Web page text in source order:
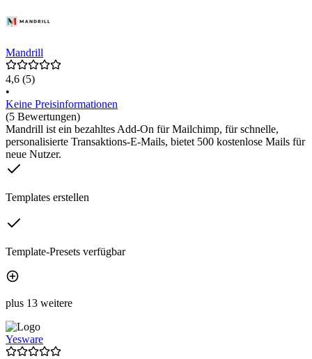
Mandrill
4,6 (5)
•
Keine Preisinformationen
(5 Bewertungen)
Mandrill ist ein bezahltes Add-On für Mailchimp, für schnelle,
personalisierte Transaktions-E-Mails, bietet 500 kostenlose Mails für
neue Nutzer.
Templates erstellen
Template-Presets verfügbar
plus 13 weitere
Yesware